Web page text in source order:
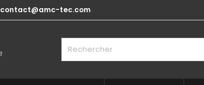
contact@amc-tec.com